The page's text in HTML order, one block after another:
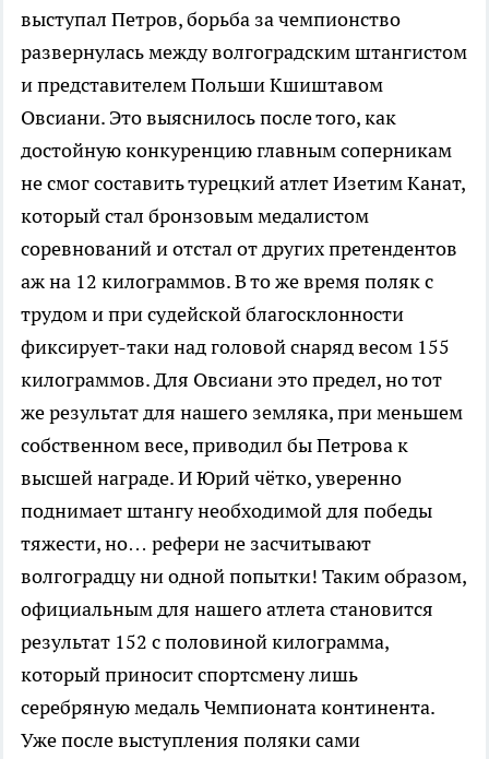
выступал Петров, борьба за чемпионство
развернулась между волгоградским штангистом
и представителем Польши Кшиштавом
Овсиани. Это выяснилось после того, как
достойную конкуренцию главным соперникам
не смог составить турецкий атлет Изетим Канат,
который стал бронзовым медалистом
соревнований и отстал от других претендентов
аж на 12 килограммов. В то же время поляк с
трудом и при судейской благосклонности
фиксирует-таки над головой снаряд весом 155
килограммов. Для Овсиани это предел, но тот
же результат для нашего земляка, при меньшем
собственном весе, приводил бы Петрова к
высшей награде. И Юрий чётко, уверенно
поднимает штангу необходимой для победы
тяжести, но… рефери не засчитывают
волгоградцу ни одной попытки! Таким образом,
официальным для нашего атлета становится
результат 152 с половиной килограмма,
который приносит спортсмену лишь
серебряную медаль Чемпионата континента.
Уже после выступления поляки сами